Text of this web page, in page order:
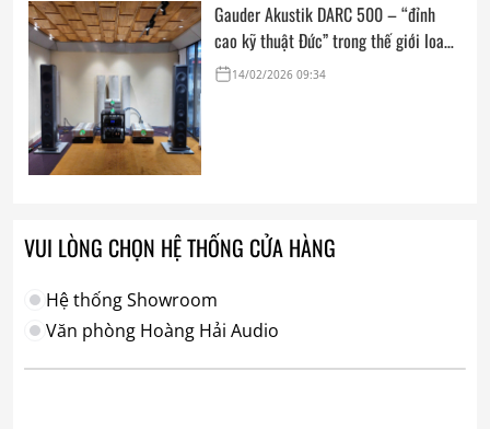
Gauder Akustik DARC 500 – “đỉnh
cao kỹ thuật Đức” trong thế giới loa
hi-end tham chiếu
14/02/2026 09:34
VUI LÒNG CHỌN HỆ THỐNG CỬA HÀNG
Hệ thống Showroom
Văn phòng Hoàng Hải Audio